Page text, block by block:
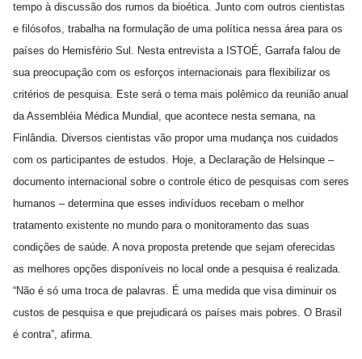
tempo à discussão dos rumos da bioética. Junto com outros cientistas
e filósofos, trabalha na formulação de uma política nessa área para os
países do Hemisfério Sul. Nesta entrevista a ISTOÉ, Garrafa falou de
sua preocupação com os esforços internacionais para flexibilizar os
critérios de pesquisa. Este será o tema mais polêmico da reunião anual
da Assembléia Médica Mundial, que acontece nesta semana, na
Finlândia. Diversos cientistas vão propor uma mudança nos cuidados
com os participantes de estudos. Hoje, a Declaração de Helsinque –
documento internacional sobre o controle ético de pesquisas com seres
humanos – determina que esses indivíduos recebam o melhor
tratamento existente no mundo para o monitoramento das suas
condições de saúde. A nova proposta pretende que sejam oferecidas
as melhores opções disponíveis no local onde a pesquisa é realizada.
“Não é só uma troca de palavras. É uma medida que visa diminuir os
custos de pesquisa e que prejudicará os países mais pobres. O Brasil
é contra”, afirma.